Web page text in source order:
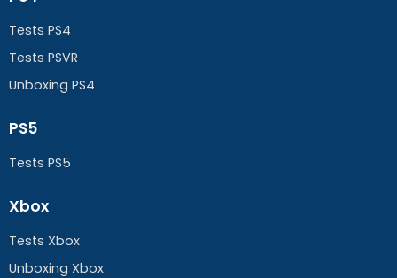
Tests PS4
Tests PSVR
Unboxing PS4
PS5
Tests PS5
Xbox
Tests Xbox
Unboxing Xbox